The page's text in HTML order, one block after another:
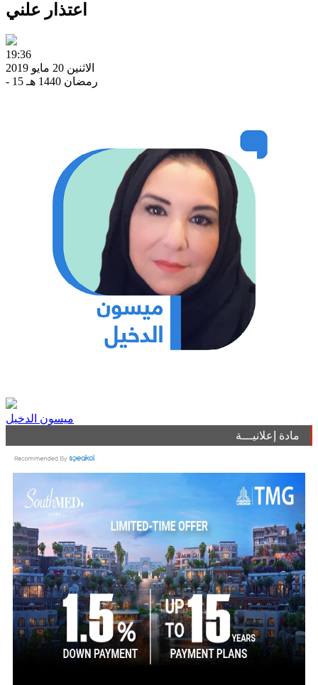
اعتذار علني
19:36
الاثنين 20 مايو 2019
- 15 رمضان 1440 هـ
ميسون الدخيل
مادة إعلانيـــة